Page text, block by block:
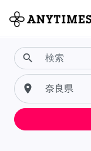
search
place